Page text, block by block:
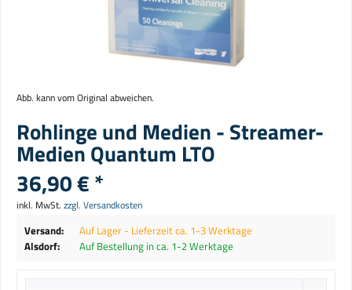
Abb. kann vom Original abweichen.
Rohlinge und Medien - Streamer-
Medien Quantum LTO
36,90 € *
inkl. MwSt. zzgl. Versandkosten
Versand:
Auf Lager - Lieferzeit ca. 1-3 Werktage
Alsdorf:
Auf Bestellung in ca. 1-2 Werktage